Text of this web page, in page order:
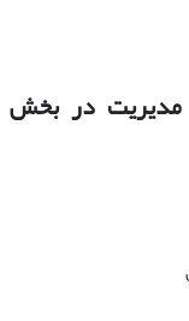
مدیریت در بخش